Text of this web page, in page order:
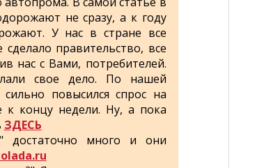
не сразу, а к году
У нас в стране все
правительство, все
нас с Вами, потребителей.
свое дело. По нашей
повысился спрос на
к концу недели. Ну, а пока
ЗДЕСЬ
много и они